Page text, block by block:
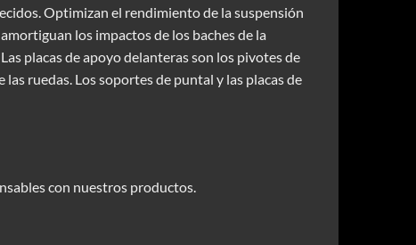
Optimizan el rendimiento de la suspensión
los impactos de los baches de la
placas de apoyo delanteras son los pivotes de
ruedas. Los soportes de puntal y las placas de
con nuestros productos.